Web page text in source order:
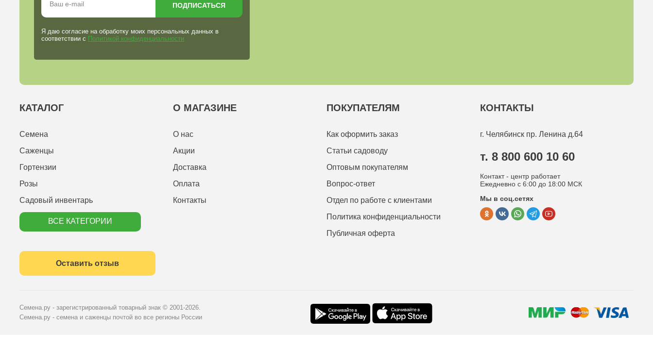
Я даю согласие на обработку моих персональных данных в
соответствии с Политикой конфиденциальности
ПОДПИСАТЬСЯ
КАТАЛОГ
Семена
Саженцы
Гортензии
Розы
Садовый инвентарь
ВСЕ КАТЕГОРИИ
О МАГАЗИНЕ
О нас
Акции
Доставка
Оплата
Контакты
ПОКУПАТЕЛЯМ
Как оформить заказ
Статьи садоводу
Оптовым покупателям
Вопрос-ответ
Отдел по работе с клиентами
Политика конфиденциальности
Публичная оферта
КОНТАКТЫ
г. Челябинск пр. Ленина д.64
т. 8 800 600 10 60
Контакт - центр работает
Ежедневно с 6:00 до 18:00 МСК
Мы в соц.сетях
Оставить отзыв
Семена.ру - зарегистрированный товарный знак © 2001-2026.
Семена.ру - семена и саженцы почтой во все регионы России